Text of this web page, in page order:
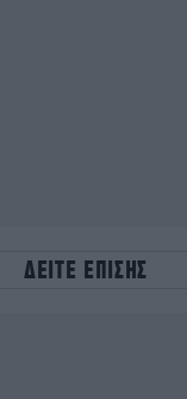
ΔΕΙΤΕ ΕΠΙΣΗΣ